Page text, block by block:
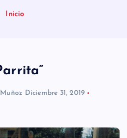
Inicio
Diciembre 31, 2019